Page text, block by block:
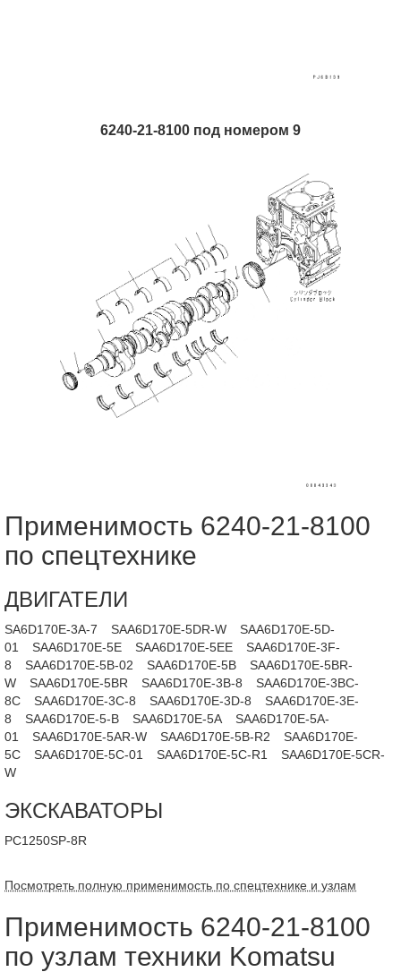
6240-21-8100 под номером 9
Применимость 6240-21-8100
по спецтехнике
ДВИГАТЕЛИ
SA6D170E-3A-7 SAA6D170E-5DR-W
SAA6D170E-5D-
01
SAA6D170E-5E SAA6D170E-5EE
SAA6D170E-3F-
8
SAA6D170E-5B-02 SAA6D170E-5B
SAA6D170E-5BR-
W
SAA6D170E-5BR SAA6D170E-3B-8
SAA6D170E-3BC-
8C
SAA6D170E-3C-8 SAA6D170E-3D-8
SAA6D170E-3E-
8
SAA6D170E-5-B SAA6D170E-5A
SAA6D170E-5A-
01
SAA6D170E-5AR-W SAA6D170E-5B-R2
SAA6D170E-
5C
SAA6D170E-5C-01 SAA6D170E-5C-R1
SAA6D170E-5CR-
W
ЭКСКАВАТОРЫ
PC1250SP-8R
Посмотреть полную применимость по спецтехнике и узлам
Применимость 6240-21-8100
по узлам техники Komatsu